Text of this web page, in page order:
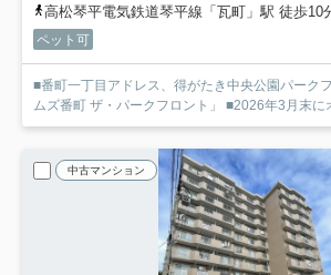
高松琴平電気鉄道琴平線「瓦町」駅 徒歩10
ペット可
■番町一丁目アドレス、得がたき中央公園パーク
ムズ番町 ザ・パークフロント」 ■2026年3
中古マンション